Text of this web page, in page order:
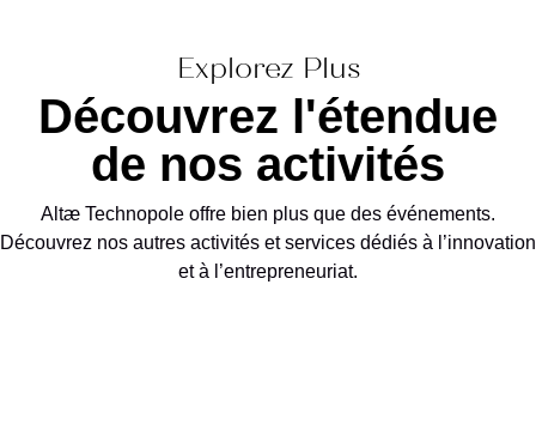
Explorez Plus
Découvrez l'étendue
de nos activités
Altæ Technopole offre bien plus que des événements.
Découvrez nos autres activités et services dédiés à l’innovation
et à l’entrepreneuriat.